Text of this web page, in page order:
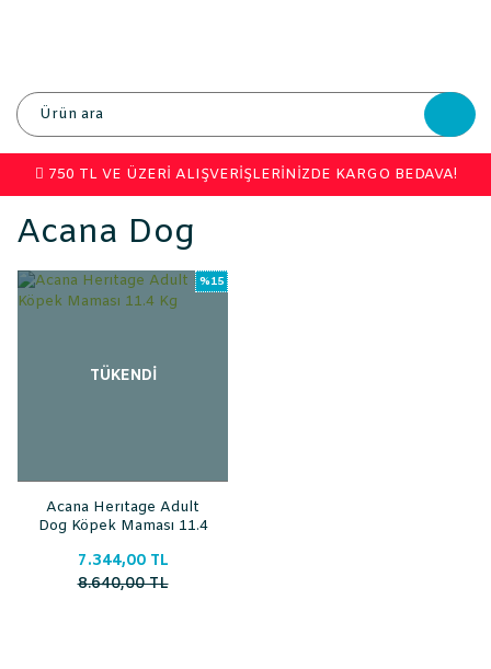
750 TL VE ÜZERİ ALIŞVERİŞLERİNİZDE KARGO BEDAVA!
Acana Dog
%15
TÜKENDİ
Acana Herıtage Adult
Dog Köpek Maması 11.4
7.344,00 TL
8.640,00 TL